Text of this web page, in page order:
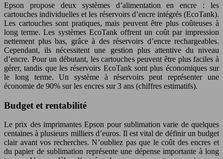
Epson propose deux systèmes d’alimentation en encre : les
cartouches individuelles et les réservoirs d’encre intégrés (EcoTank).
Les cartouches sont pratiques, mais peuvent être plus coûteuses à
long terme. Les systèmes EcoTank offrent un coût par impression
nettement plus bas, grâce à des réservoirs d’encre rechargeables.
Cependant, ils nécessitent une gestion plus attentive du niveau
d’encre. Pour un débutant, les cartouches peuvent être plus faciles à
gérer, tandis que les réservoirs EcoTank sont plus économiques sur
le long terme. Un système à réservoirs peut représenter une
économie de 90% sur les encres sur 3 ans (chiffres estimatifs).
Budget et rentabilité
Le prix des imprimantes Epson pour sublimation varie de quelques
centaines à plusieurs milliers d’euros. Il est vital de définir un budget
clair avant vos recherches. N’oubliez pas que le coût des encres et
du papier de sublimation représente une dépense importante à long